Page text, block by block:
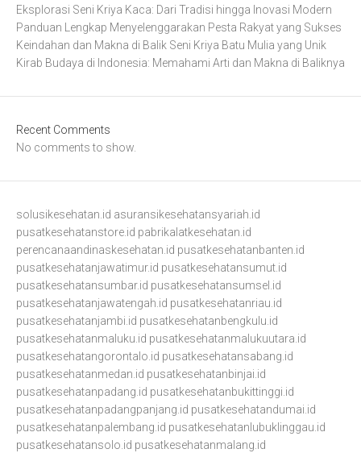
Eksplorasi Seni Kriya Kaca: Dari Tradisi hingga Inovasi Modern
Panduan Lengkap Menyelenggarakan Pesta Rakyat yang Sukses
Keindahan dan Makna di Balik Seni Kriya Batu Mulia yang Unik
Kirab Budaya di Indonesia: Memahami Arti dan Makna di Baliknya
Recent Comments
No comments to show.
solusikesehatan.id asuransikesehatansyariah.id
pusatkesehatanstore.id pabrikalatkesehatan.id
perencanaandinaskesehatan.id pusatkesehatanbanten.id
pusatkesehatanjawatimur.id pusatkesehatansumut.id
pusatkesehatansumbar.id pusatkesehatansumsel.id
pusatkesehatanjawatengah.id pusatkesehatanriau.id
pusatkesehatanjambi.id pusatkesehatanbengkulu.id
pusatkesehatanmaluku.id pusatkesehatanmalukuutara.id
pusatkesehatangorontalo.id pusatkesehatansabang.id
pusatkesehatanmedan.id pusatkesehatanbinjai.id
pusatkesehatanpadang.id pusatkesehatanbukittinggi.id
pusatkesehatanpadangpanjang.id pusatkesehatandumai.id
pusatkesehatanpalembang.id pusatkesehatanlubuklinggau.id
pusatkesehatansolo.id pusatkesehatanmalang.id